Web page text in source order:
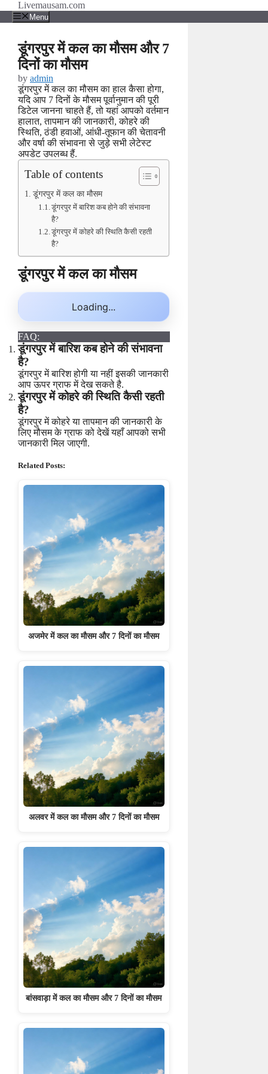
content
Livemausam.com
Menu
डूंगरपुर में कल का मौसम और 7
दिनों का मौसम
by admin
डूंगरपुर में कल का मौसम का हाल कैसा होगा,
यदि आप 7 दिनों के मौसम पूर्वानुमान की पूरी
डिटेल जानना चाहते हैं, तो यहां आपको वर्तमान
हालात, तापमान की जानकारी, कोहरे की
स्थिति, ठंडी हवाओं, आंधी-तूफान की चेतावनी
और वर्षा की संभावना से जुड़े सभी लेटेस्ट
अपडेट उपलब्ध हैं.
Table of contents
डूंगरपुर में कल का मौसम
डूंगरपुर में बारिश कब होने की संभावना
है?
डूंगरपुर में कोहरे की स्थिति कैसी रहती
है?
डूंगरपुर में कल का मौसम
Loading...
FAQ:
डूंगरपुर में बारिश कब होने की संभावना
है?
डूंगरपुर में बारिश होगी या नहीं इसकी जानकारी
आप ऊपर ग्राफ में देख सकते है.
डूंगरपुर में कोहरे की स्थिति कैसी रहती
है?
डूंगरपुर में कोहरे या तापमान की जानकारी के
लिए मौसम के ग्राफ को देखें यहाँ आपको सभी
जानकारी मिल जाएगी.
Related Posts:
अजमेर में कल का मौसम और 7 दिनों का मौसम
अलवर में कल का मौसम और 7 दिनों का मौसम
बांसवाड़ा में कल का मौसम और 7 दिनों का मौसम